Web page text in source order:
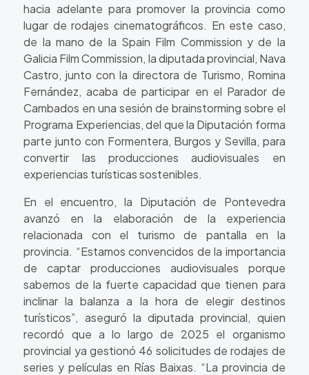
hacia adelante para promover la provincia como
lugar de rodajes cinematográficos. En este caso,
de la mano de la Spain Film Commission y de la
Galicia Film Commission, la diputada provincial, Nava
Castro, junto con la directora de Turismo, Romina
Fernández, acaba de participar en el Parador de
Cambados en una sesión de brainstorming sobre el
Programa Experiencias, del que la Diputación forma
parte junto con Formentera, Burgos y Sevilla, para
convertir las producciones audiovisuales en
experiencias turísticas sostenibles.
En el encuentro, la Diputación de Pontevedra
avanzó en la elaboración de la experiencia
relacionada con el turismo de pantalla en la
provincia. “Estamos convencidos de la importancia
de captar producciones audiovisuales porque
sabemos de la fuerte capacidad que tienen para
inclinar la balanza a la hora de elegir destinos
turísticos”, aseguró la diputada provincial, quien
recordó que a lo largo de 2025 el organismo
provincial ya gestionó 46 solicitudes de rodajes de
series y películas en Rías Baixas. “La provincia de